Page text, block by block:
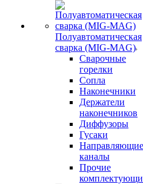
Полуавтоматическая
сварка (MIG-MAG)
Сварочные
горелки
Сопла
Наконечники
Держатели
наконечников
Диффузоры
Гусаки
Направляющие
каналы
Прочие